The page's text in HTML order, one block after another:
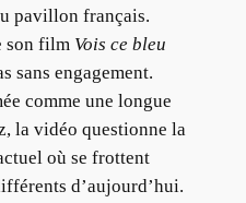
pavillon français.
son filmVois ce bleu
sans engagement.
comme une longue
la vidéo questionne la
où se frottent
d’aujourd’hui.